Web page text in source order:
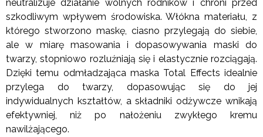
neutralizuje działanie wolnych rodników i chroni przed
szkodliwym wpływem środowiska. Włókna materiału, z
którego stworzono maskę, ciasno przylegają do siebie,
ale w miarę masowania i dopasowywania maski do
twarzy, stopniowo rozluźniają się i elastycznie rozciągają.
Dzięki temu odmładzająca maska Total Effects idealnie
przylega do twarzy, dopasowując się do jej
indywidualnych kształtów, a składniki odżywcze wnikają
efektywniej, niż po nałożeniu zwykłego kremu
nawilżającego.